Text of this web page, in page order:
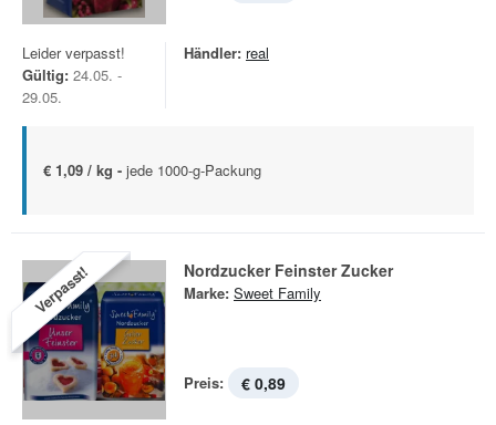
Leider verpasst!
Gültig: 24.05. -
29.05.
Händler: real
€ 1,09 / kg - jede 1000-g-Packung
Verpasst! Nordzucker Feinster Zucker
Marke: Sweet Family
Preis: € 0,89